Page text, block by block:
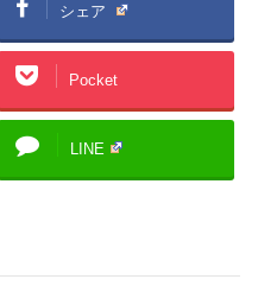
シェア
Pocket
LINE